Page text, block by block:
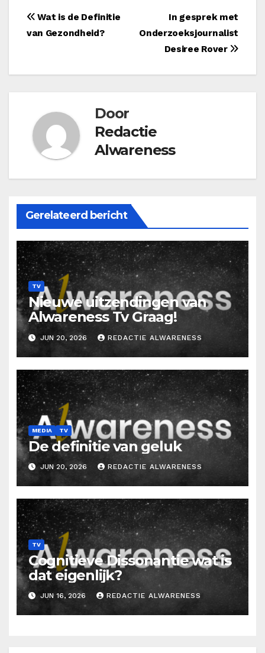
Bericht
In gesprek met
Onderzoeksjournalist
Desiree Rover
Wat is de Definitie
van Gezondheid?
Door
Redactie
Alwareness
Gerelateerd bericht
TV
Nieuwe uitzendingen van
Alwareness Tv Graag!
JUN 20, 2026 REDACTIE ALWARENESS
MEDIA TV
De definitie van geluk
JUN 20, 2026 REDACTIE ALWARENESS
TV
Cognitieve Dissonantie wat is
dat eigenlijk?
JUN 16, 2026 REDACTIE ALWARENESS